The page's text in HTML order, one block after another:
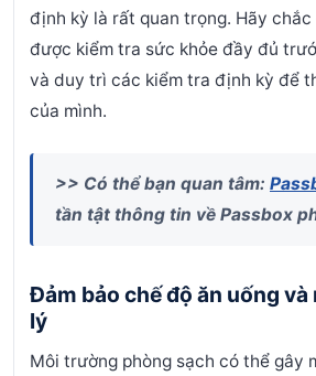
định kỳ là rất quan trọng. Hãy
được kiểm tra sức khỏe đầy đủ
và duy trì các kiểm tra định kỳ để
của mình.
>> Có thể bạn quan tâm:
tần tật thông tin về Passbox
Đảm bảo chế độ ăn uống
lý
Môi trường phòng sạch có thể gây